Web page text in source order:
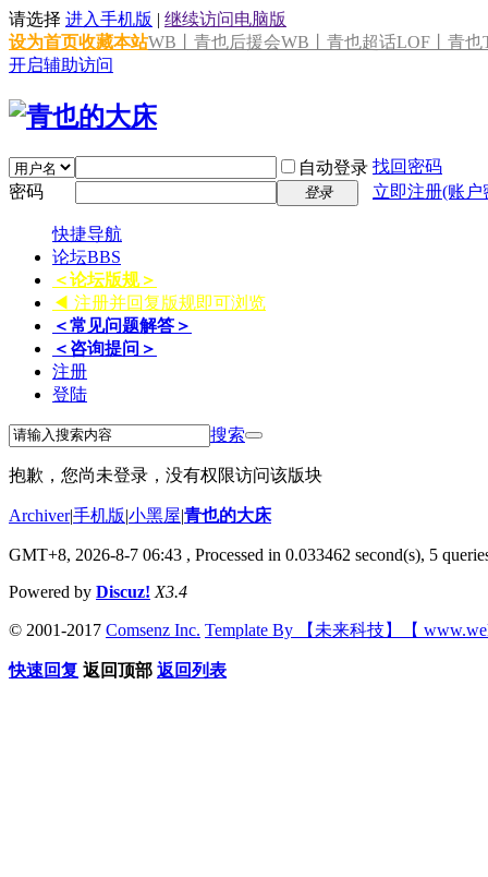
请选择 进入手机版 | 继续访问电脑版
设为首页收藏本站WB丨青也后援会WB丨青也超话LOF丨青也
开启辅助访问
自动登录 找回密码
密码
登录 立即注册(账
快捷导航
论坛BBS
＜论坛版规＞
◀ 注册并回复版规即可浏览
＜常见问题解答＞
＜咨询提问＞
注册
登陆
搜索
抱歉，您尚未登录，没有权限访问该版块
Archiver|手机版|小黑屋|青也的大床
GMT+8, 2026-8-7 06:43 , Processed in 0.033462 second(s), 5
Powered by Discuz! X3.4
© 2001-2017 Comsenz Inc. Template By 【未来科技】【
快速回复 返回顶部 返回列表